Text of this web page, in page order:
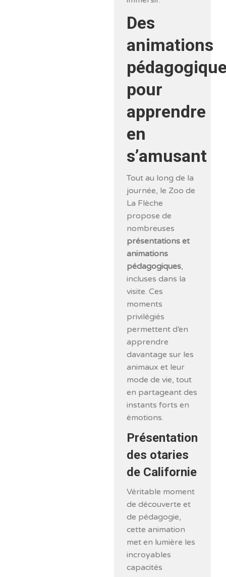
Des
animations
pour
apprendre
en
s’amusant
Tout au long de la
journée, le Zoo de
La Flèche
propose de
nombreuses
présentations et
animations
pédagogiques,
incluses dans la
visite. Ces
moments
privilégiés
permettent d’en
apprendre
davantage sur les
animaux et leur
mode de vie, tout
en partageant des
instants forts en
émotions.
Présentation
des otaries
de Californie
Véritable moment
de découverte et
de pédagogie,
cette animation
met en lumière les
incroyables
capacités